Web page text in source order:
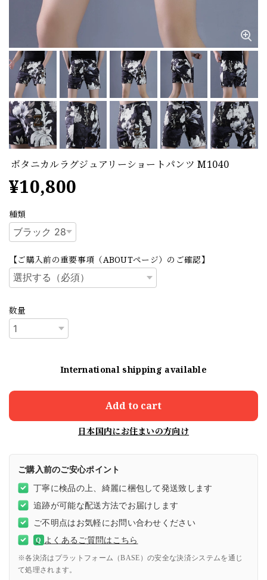
ボタニカルラグジュアリーショートパンツ M1040
¥10,800
種類
【ご購入前の重要事項（ABOUTページ）のご確認】
数量
International shipping available
Add to cart
日本国内にお住まいの方向け
ご購入前のご安心ポイント
丁寧に検品の上、綺麗に梱包して発送致します
追跡が可能な配送方法でお届けします
ご不明点はお気軽にお問い合わせください
Q よくあるご質問はこちら
※各決済はプラットフォーム（BASE）の安全な決済システムを通じ
て処理されます。